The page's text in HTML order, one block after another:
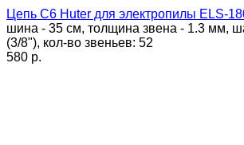
Цепь C6 Huter для электропилы ELS-
шина - 35 см, толщина звена - 1.3 мм,
(3/8"), кол-во звеньев: 52
580 p.